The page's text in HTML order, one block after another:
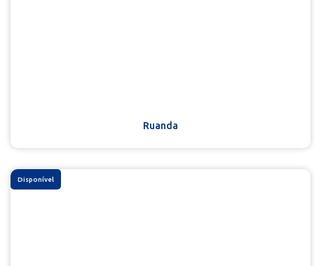
Ruanda
Disponível